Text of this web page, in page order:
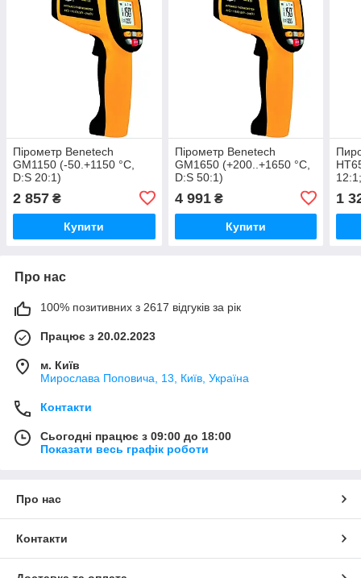
Пірометр Benetech
GM1150 (-50.+1150 °C,
D:S 20:1)
2 857 ₴
Купити
Пірометр Benetech
GM1650 (+200..+1650 °C,
D:S 50:1)
4 991₴
Купити
1
Про нас
100% позитивних з 2617 відгуків за рік
Працює з 20.02.2023
м. Київ
Мирослава Поповича, 13, Київ, Україна
Контакти
Сьогодні працює з 09:00 до 18:00
Показати весь графік роботи
Про нас
Контакти